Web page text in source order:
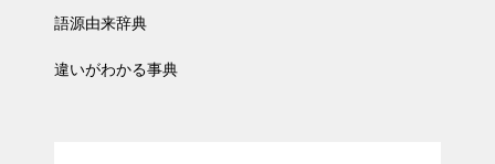
語源由来辞典
違いがわかる事典